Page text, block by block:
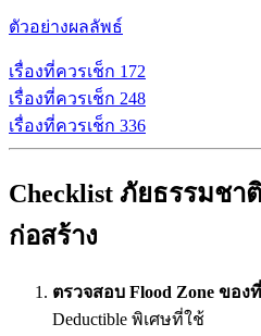
ตัวอย่างผลลัพธ์
เรื่องที่ควรเช็ก 172
เรื่องที่ควรเช็ก 248
เรื่องที่ควรเช็ก 336
Checklist ภัยธรรมชา
ก่อสร้าง
ตรวจสอบ Flood Zone ของ
Deductible พิเศษที่ใช้